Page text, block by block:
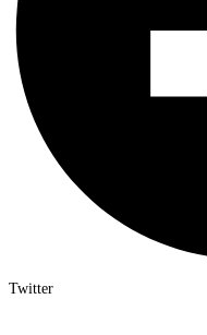
Twitter